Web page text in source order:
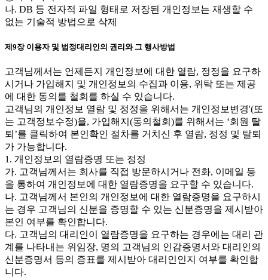
나. DB 등 전자적 파일 형태로 저장된 개인정보는 재생할 수
없는 기술적 방법으로 삭제
제9장 이용자 및 법정대리인의 권리와 그 행사방법
고객님께서는 언제든지 개인정보에 대한 열람, 정정을 요구하
시거나 가입해지 및 개인정보의 수집과 이용, 위탁 또는 제공
에 대한 동의를 철회를 하실 수 있습니다.
고객님의 개인정보 열람 및 정정을 위해서는 개인정보변경'(또
는 고객정보수정)을, 가입해지(동의철회)를 위해서는 ‘회원 탈
퇴’를 클릭하여 본인확인 절차를 거치신 후 열람, 정정 및 탈퇴
가 가능합니다.
1. 개인정보의 열람증명 또는 정정
가. 고객님께서는 회사를 직접 방문하시거나 전화, 이메일 등
을 통하여 개인정보에 대한 열람증명을 요구할 수 있습니다.
나. 고객님께서 본인의 개인정보에 대한 열람증명을 요구하시
는 경우 고객님의 신분을 증명할 수 있는 신분증명을 제시받아
본인 여부를 확인합니다.
다. 고객님의 대리인이 열람증명을 요구하는 경우에는 대리 관
계를 나타내는 위임장, 명의 고객님의 인감증명서와 대리인의
신분증명서 등의 증표를 제시받아 대리인인지 여부를 확인합
니다.